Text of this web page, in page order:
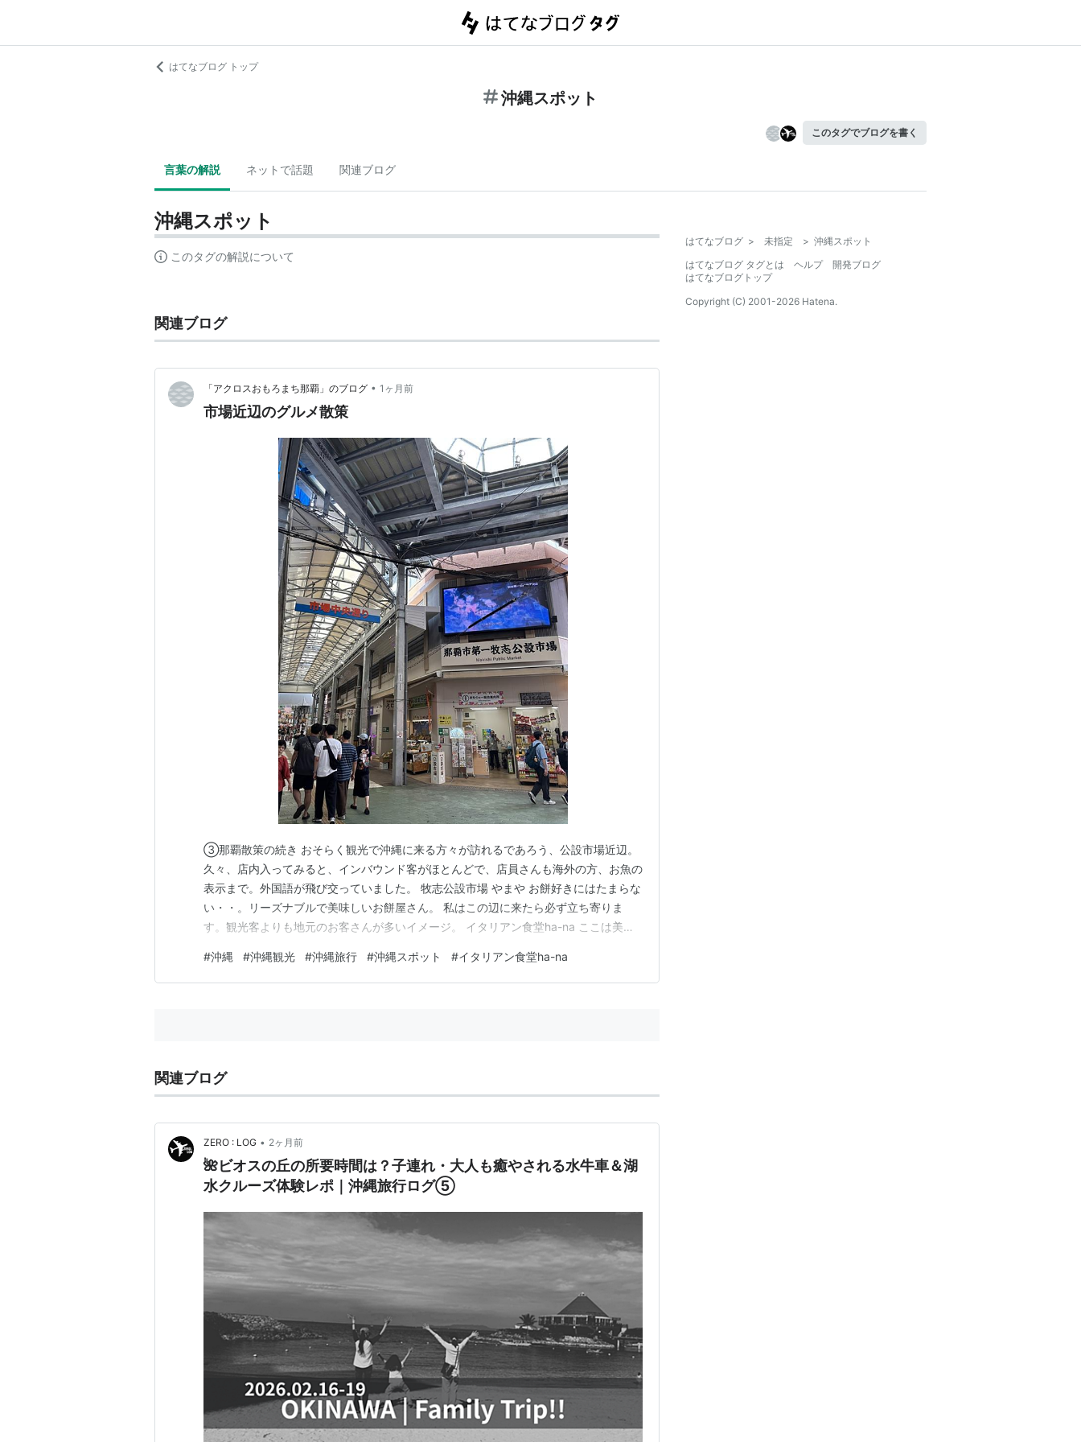
はてなブログ トップ
沖縄スポット
このタグでブログを書く
言葉の解説 ネットで話題 関連ブログ
沖縄スポット
このタグの解説について
関連ブログ
「アクロスおもろまち那覇」のブログ • 1ヶ月前
市場近辺のグルメ散策
③那覇散策の続き おそらく観光で沖縄に来る方々が訪れるであろう、公設市場近辺。
久々、店内入ってみると、インバウンド客がほとんどで、店員さんも海外の方、お魚の
表示まで。外国語が飛び交っていました。 牧志公設市場 やまや お餅好きにはたまらな
い・・。リーズナブルで美味しいお餅屋さん。 私はこの辺に来たら必ず立ち寄りま
す。観光客よりも地元のお客さんが多いイメージ。 イタリアン食堂ha-na ここは美味
約したほうが無難です。 那覇の市場近辺を散策するには、やっぱりゆいレール。 駐車
場も気にしなくてよいし、時間がゆった…
#沖縄 #沖縄観光 #沖縄旅行 #沖縄スポット #イタリアン食堂ha-na
関連ブログ
ZERO : LOG • 2ヶ月前
🌺ビオスの丘の所要時間は？子連れ・大人も癒やされる水牛車＆湖
水クルーズ体験レポ｜沖縄旅行ログ⑤
はてなブログ > 未指定 > 沖縄スポット
はてなブログ タグとは
ヘルプ
開発ブログ
はてなブログトップ
Copyright (C) 2001-2026 Hatena.